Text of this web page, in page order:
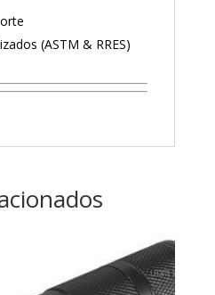
(ASTM & RRES)